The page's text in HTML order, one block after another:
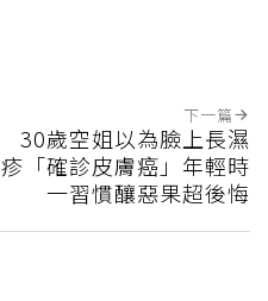
下一篇
30歲空姐以為臉上長濕
疹「確診皮膚癌」年輕時
一習慣釀惡果超後悔